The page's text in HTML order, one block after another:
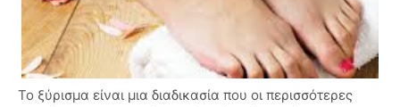
Το ξύρισμα είναι μια διαδικασία που οι περισσότερες